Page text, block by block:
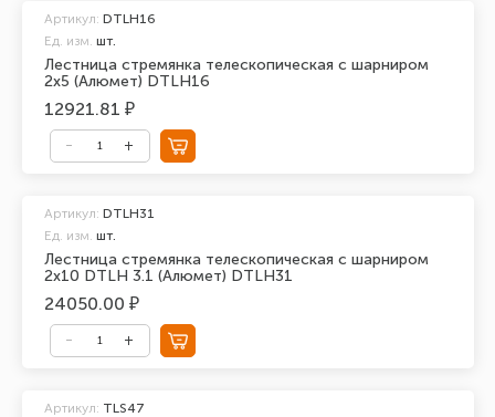
Лестница стремянка телескопическая с шарниром
2х5 (Алюмет) DTLH16
Артикул: DTLH16
Ед. изм. шт.
12921.81 ₽
Лестница стремянка телескопическая с шарниром
2х10 DTLH 3.1 (Алюмет) DTLH31
Артикул: DTLH31
Ед. изм. шт.
24050.00 ₽
Артикул: TLS47